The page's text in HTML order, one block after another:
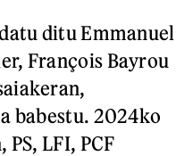
ditu Emmanuel
François Bayrou
babestu. 2024ko
LFI, PCF